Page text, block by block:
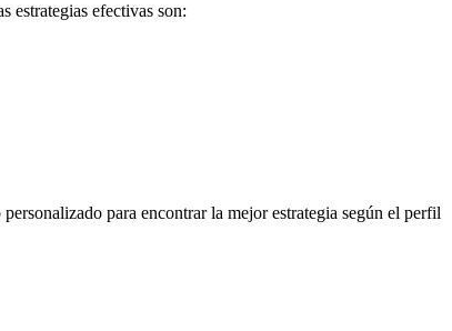
estrategias efectivas son:
para encontrar la mejor estrategia según el perfil